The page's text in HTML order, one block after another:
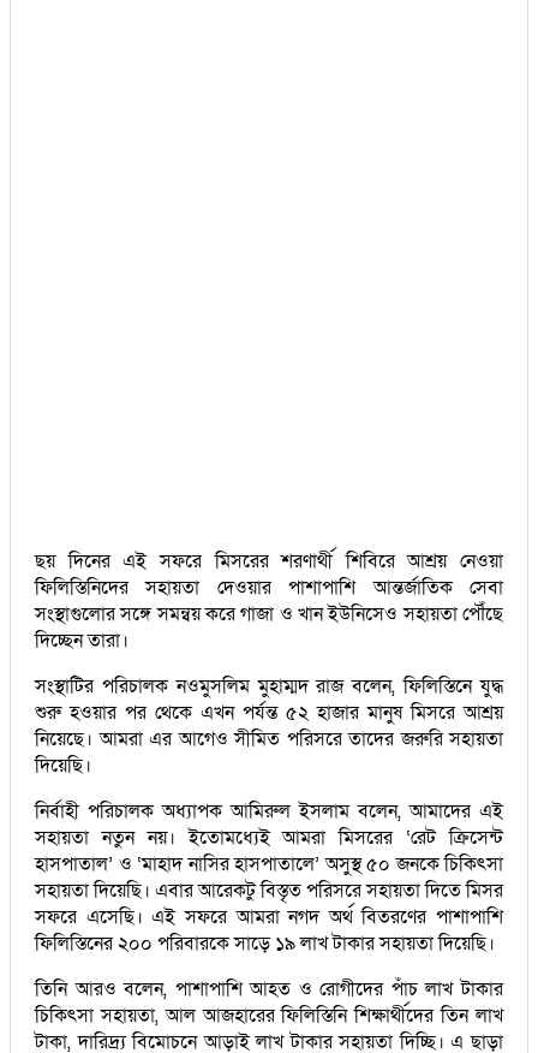
ছয় দিনের এই সফরে মিসরের শরণার্থী শিবিরে আশ্রয় নেওয়া
ফিলিস্তিনিদের সহায়তা দেওয়ার পাশাপাশি আন্তর্জাতিক সেবা
সংস্থাগুলোর সঙ্গে সমন্বয় করে গাজা ও খান ইউনিসেও সহায়তা পৌঁছে
দিচ্ছেন তারা।
সংস্থাটির পরিচালক নওমুসলিম মুহাম্মদ রাজ বলেন, ফিলিস্তিনে যুদ্ধ
শুরু হওয়ার পর থেকে এখন পর্যন্ত ৫২ হাজার মানুষ মিসরে আশ্রয়
নিয়েছে। আমরা এর আগেও সীমিত পরিসরে তাদের জরুরি সহায়তা
দিয়েছি।
নির্বাহী পরিচালক অধ্যাপক আমিরুল ইসলাম বলেন, আমাদের এই
সহায়তা নতুন নয়। ইতোমধ্যেই আমরা মিসরের ‘রেট ক্রিসেন্ট
হাসপাতাল’ ও ‘মাহাদ নাসির হাসপাতালে’ অসুস্থ ৫০ জনকে চিকিৎসা
সহায়তা দিয়েছি। এবার আরেকটু বিস্তৃত পরিসরে সহায়তা দিতে মিসর
সফরে এসেছি। এই সফরে আমরা নগদ অর্থ বিতরণের পাশাপাশি
ফিলিস্তিনের ২০০ পরিবারকে সাড়ে ১৯ লাখ টাকার সহায়তা দিয়েছি।
তিনি আরও বলেন, পাশাপাশি আহত ও রোগীদের পাঁচ লাখ টাকার
চিকিৎসা সহায়তা, আল আজহারের ফিলিস্তিনি শিক্ষার্থীদের তিন লাখ
টাকা, দারিদ্র্য বিমোচনে আড়াই লাখ টাকার সহায়তা দিচ্ছি। এ ছাড়া